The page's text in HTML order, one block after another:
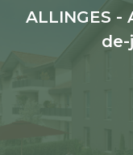
ALLINGES
de-